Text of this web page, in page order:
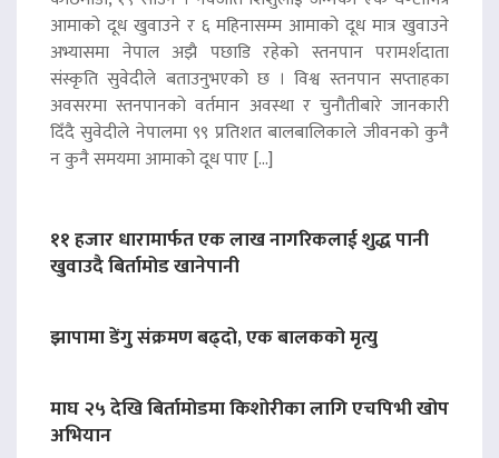
आमाको दूध खुवाउने र ६ महिनासम्म आमाको दूध मात्र खुवाउने
अभ्यासमा नेपाल अझै पछाडि रहेको स्तनपान परामर्शदाता
संस्कृति सुवेदीले बताउनुभएको छ । विश्व स्तनपान सप्ताहका
अवसरमा स्तनपानको वर्तमान अवस्था र चुनौतीबारे जानकारी
दिँदै सुवेदीले नेपालमा ९९ प्रतिशत बालबालिकाले जीवनको कुनै
न कुनै समयमा आमाको दूध पाए […]
११ हजार धारामार्फत एक लाख नागरिकलाई शुद्ध पानी
खुवाउदै बिर्तामोड खानेपानी
झापामा डेंगु संक्रमण बढ्दो, एक बालकको मृत्यु
माघ २५ देखि बिर्तामोडमा किशोरीका लागि एचपिभी खोप
अभियान